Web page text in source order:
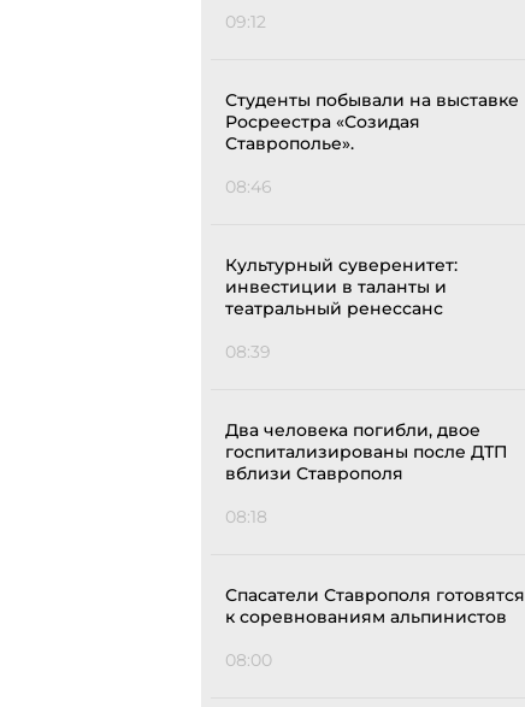
09:12
Студенты побывали на выставке
Росреестра «Созидая
Ставрополье».
08:46
Культурный суверенитет:
инвестиции в таланты и
театральный ренессанс
08:39
Два человека погибли, двое
госпитализированы после ДТП
вблизи Ставрополя
08:18
Спасатели Ставрополя готовятся
к соревнованиям альпинистов
08:00